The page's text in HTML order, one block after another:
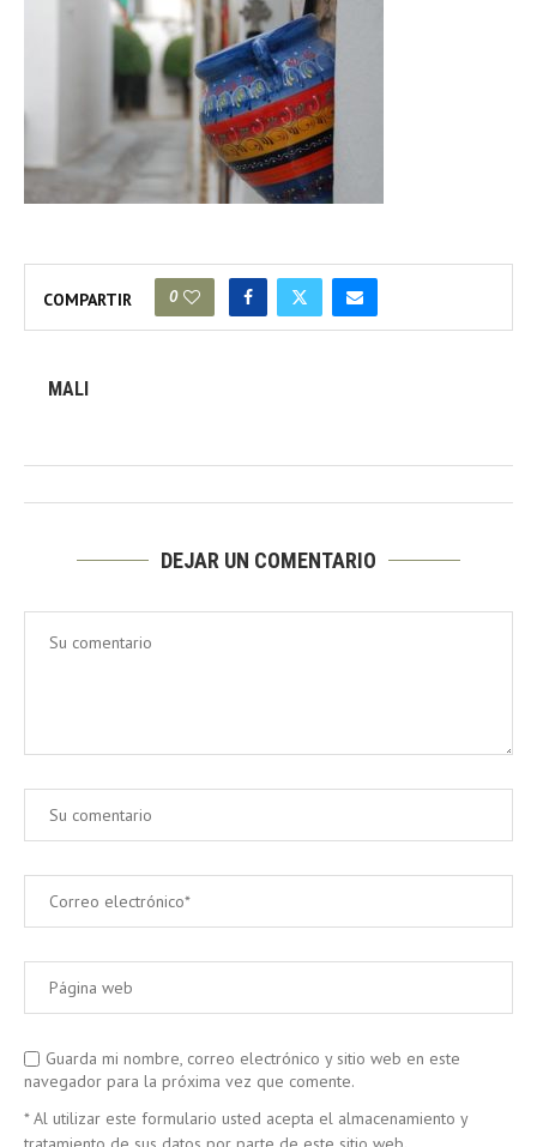
COMPARTIR 0
MALI
DEJAR UN COMENTARIO
Guarda mi nombre, correo electrónico y sitio web en este
navegador para la próxima vez que comente.
* Al utilizar este formulario usted acepta el almacenamiento y